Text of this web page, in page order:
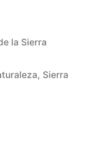
la Sierra
, Sierra